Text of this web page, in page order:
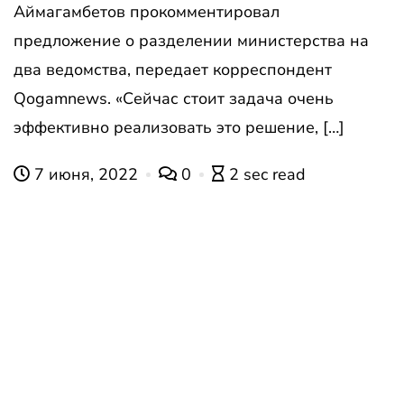
Аймагамбетов прокомментировал
предложение о разделении министерства на
два ведомства, передает корреспондент
Qogamnews. «Сейчас стоит задача очень
эффективно реализовать это решение, […]
7 июня, 2022 0 2 sec read